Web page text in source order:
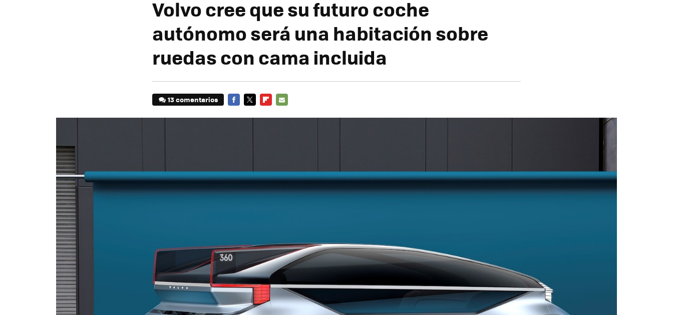
Volvo cree que su futuro coche
autónomo será una habitación sobre
ruedas con cama incluida
13 comentarios